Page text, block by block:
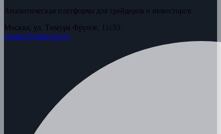
Аналитическая платформа для трейдеров и инвесторов
Москва, ул. Тимура Фрунзе, 11с33
contact@etpinvest.ru